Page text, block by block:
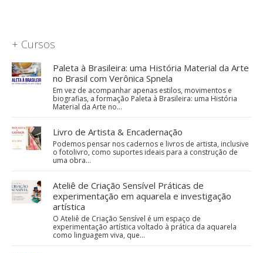
+ Cursos
Paleta à Brasileira: uma História Material da Arte
no Brasil com Verônica Spnela
Em vez de acompanhar apenas estilos, movimentos e
biografias, a formação Paleta à Brasileira: uma História
Material da Arte no…
Livro de Artista & Encadernação
Podemos pensar nos cadernos e livros de artista, inclusive
o fotolivro, como suportes ideais para a construção de
uma obra…
Ateliê de Criação Sensível Práticas de
experimentação em aquarela e investigação
artística
O Ateliê de Criação Sensível é um espaço de
experimentação artística voltado à prática da aquarela
como linguagem viva, que…